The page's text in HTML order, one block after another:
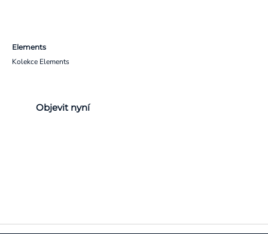
Elements
Kolekce Elements
Objevit nyní